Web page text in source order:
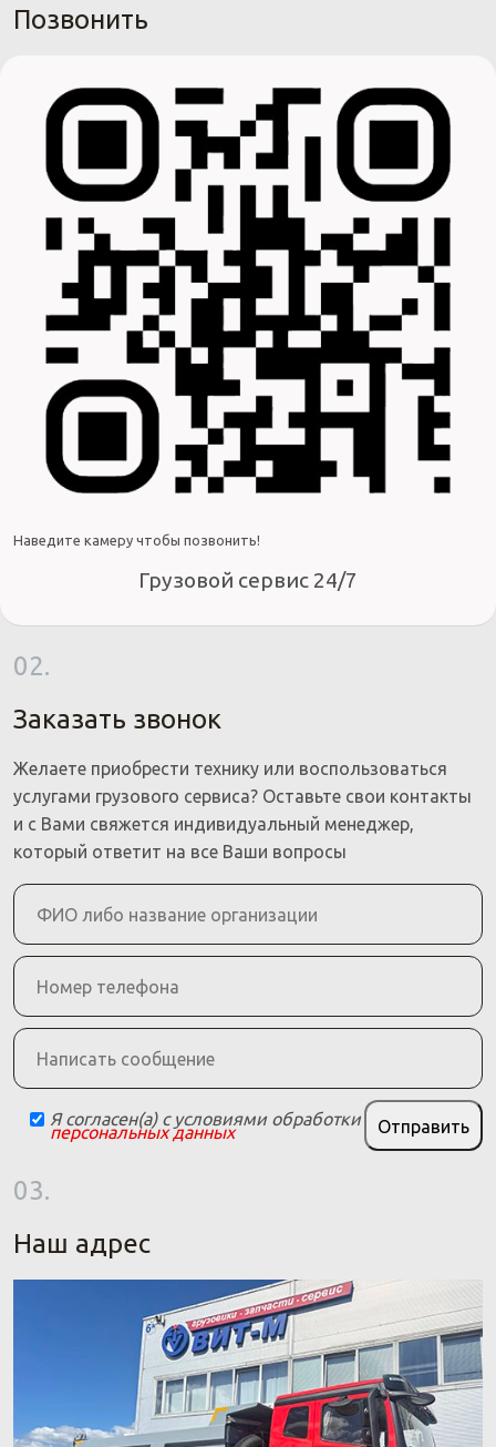
Позвонить
Наведите камеру чтобы позвонить!
Грузовой сервис 24/7
02.
Заказать звонок
Желаете приобрести технику или воспользоваться
услугами грузового сервиса? Оставьте свои контакты
и с Вами свяжется индивидуальный менеджер,
который ответит на все Ваши вопросы
Я согласен(а) с условиями обработки
персональных данных Отправить
03.
Наш адрес